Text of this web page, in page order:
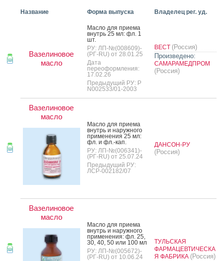
Название Форма выпуска Владелец рег. уд.
Вазелиновое
масло
Мас­ло для при­ема
внутрь 25 мл: фл. 1
шт.
РУ: ЛП-№(008609)-
(РГ-RU) от 28.01.25
Дата
переоформления:
17.02.26
Предыдущий РУ: Р
N002533/01-2003
ВЕСТ (Россия)
Произведено:
САМАРАМЕДПРОМ
(Россия)
Вазелиновое
масло
Мас­ло для при­ема
внутрь и на­руж­но­го
при­мене­ния 25 мл:
фл. и фл.-кап.
РУ: ЛП-№(006341)-
(РГ-RU) от 25.07.24
Предыдущий РУ:
ЛСР-002182/07
ДАНСОН-РУ
(Россия)
Вазелиновое
масло
Мас­ло для при­ема
внутрь и на­руж­но­го
при­мене­ния: фл. 25,
30, 40, 50 или 100 мл
РУ: ЛП-№(005672)-
(РГ-RU) от 10.06.24
ТУЛЬСКАЯ
ФАРМАЦЕВТИЧЕСКА
Я ФАБРИКА (Россия)